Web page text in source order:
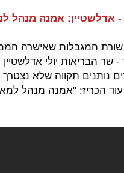
המגבלות שאישרה
- שר הבריאות יולי
נותנים תקווה שלא
עוד הכריז: "אמנה מנהל